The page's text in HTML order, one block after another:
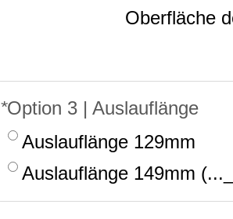
Oberfläche
*Option 3 | Auslauflänge
Auslauflänge 129mm
Auslauflänge 149mm